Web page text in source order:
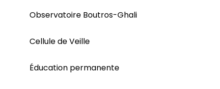
Observatoire Boutros-Ghali
Cellule de Veille
Éducation permanente